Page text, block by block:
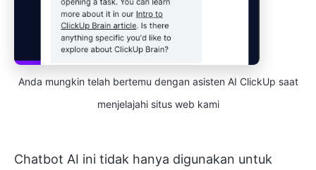
Anda mungkin telah bertemu dengan asisten AI ClickUp saat
menjelajahi situs web kami
Chatbot AI ini tidak hanya digunakan untuk